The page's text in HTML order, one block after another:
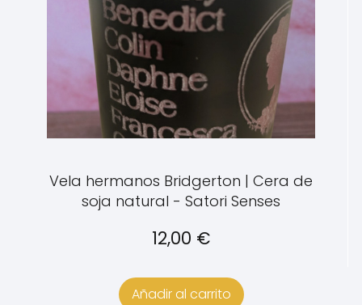
Vela hermanos Bridgerton | Cera de
soja natural - Satori Senses
12,00 €
Añadir al carrito